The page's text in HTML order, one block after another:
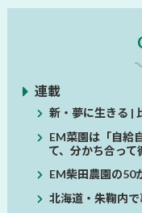
連載
新・夢に生きる |
EM菜園は「自給
て、分かち合っ
EM柴田農園の50
北海道・朱鞠内